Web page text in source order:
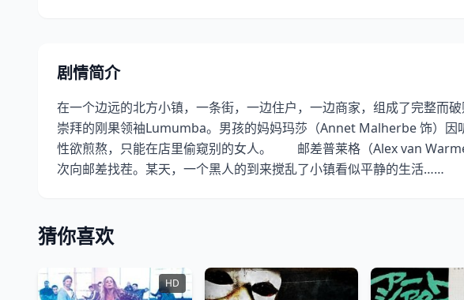
剧情简介
在一个边远的北方小镇，一条街，一边住户，一边商家，组成了完整
崇拜的刚果领袖Lumumba。男孩的妈妈玛莎（Annet Malherbe 饰）
性欲煎熬，只能在店里偷窥别的女人。 邮差普莱格（Alex van
次向邮差找茬。某天，一个黑人的到来搅乱了小镇看似平静的生活……
猜你喜欢
HD